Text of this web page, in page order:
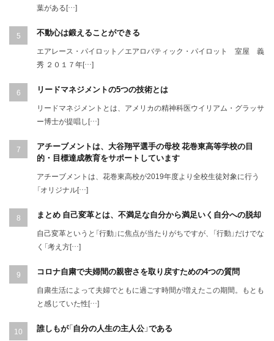
葉がある[…]
不動心は鍛えることができる
エアレース・パイロット／エアロバティック・パイロット 室屋 義
秀 ２０１７年[…]
リードマネジメントの5つの技術とは
リードマネジメントとは、アメリカの精神科医ウイリアム・グラッサ
ー博士が提唱し[…]
アチーブメントは、大谷翔平選手の母校 花巻東高等学校の目
的・目標達成教育をサポートしています
アチーブメントは、花巻東高校が2019年度より全校生徒対象に行う
「オリジナル[…]
まとめ 自己変革とは、不満足な自分から満足いく自分への脱却
自己変革というと「行動」に焦点が当たりがちですが、「行動」だけでな
く「考え方[…]
コロナ自粛で夫婦間の親密さを取り戻すための4つの質問
自粛生活によって夫婦でともに過ごす時間が増えたこの期間。もとも
と感じていた性[…]
誰しもが「自分の人生の主人公」である